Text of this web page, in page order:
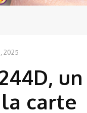
2025
carte